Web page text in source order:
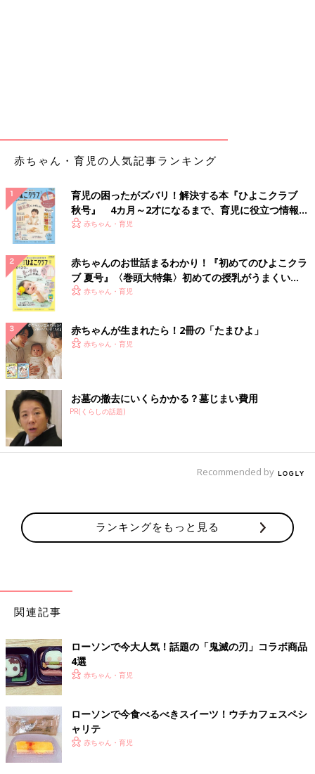
たっぷり飲みたい時にはメガサイズも
yukoさんはマチカフェのメガアイスカフェラテがお気に入りな
んだそう。Mサイズの2倍あるそうなので、たっぷり飲みたい時
に買っているのだとか。
赤ちゃん・育児の人気記事ランキング
育児の困ったがズバリ！解決する本『ひよこクラブ
秋号』 4カ月～2才になるまで、育児に役立つ情報が
いっぱい！
赤ちゃん・育児
赤ちゃんのお世話まるわかり！『初めてのひよこクラ
ブ 夏号』〈巻頭大特集〉初めての授乳がうまくい
く！ おっぱい・ミルクの基本と夏のトラブル 解決テ
赤ちゃん・育児
赤ちゃんが生まれたら！2冊の「たまひよ」
赤ちゃん・育児
お墓の撤去にいくらかかる？墓じまい費用
PR(くらしの話題)
Recommended by
ランキングをもっと見る
関連記事
ローソンで今大人気！話題の「鬼滅の刃」コラボ商品
4選
赤ちゃん・育児
ローソンで今食べるべきスイーツ！ウチカフェスペシ
ャリテ
赤ちゃん・育児